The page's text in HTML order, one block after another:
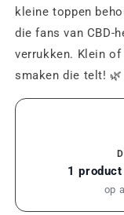
kleine toppen
die fans van CBD-
verrukken. Klein
smaken die telt!
1
op